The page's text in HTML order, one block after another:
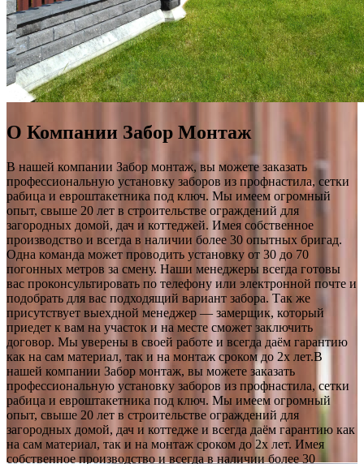
О Компании Забор Монтаж
В нашей компании Забор монтаж, вы можете заказать
профессиональную установку заборов из профнастила, сетки
рабица и евроштакетника под ключ. Мы имеем огромный
опыт, свыше 20 лет в строительстве ограждений для
загородных домой, дач и коттеджей. Имея собственное
производство и всегда в наличии более 30 опытных бригад.
Одна команда может проводить установку от 30 до 70
погонных метров за смену. Наши менеджеры всегда готовы
вас проконсультировать по телефону или электронной почте и
подобрать для вас подходящий вариант забора. Так же
присутствует выехдной менеджер — замерщик, который
приедет к вам на участок и на месте сможет заключить
договор. Мы уверены в своей работе и всегда даём гарантию
как на сам материал, так и на монтаж сроком до 2х лет.В
нашей компании Забор монтаж, вы можете заказать
профессиональную установку заборов из профнастила, сетки
рабица и евроштакетника под ключ. Мы имеем огромный
опыт, свыше 20 лет в строительстве ограждений для
загородных домой, дач и коттедже и всегда даём гарантию как
на сам материал, так и на монтаж сроком до 2х лет. Имея
собственное производство и всегда в наличии более 30